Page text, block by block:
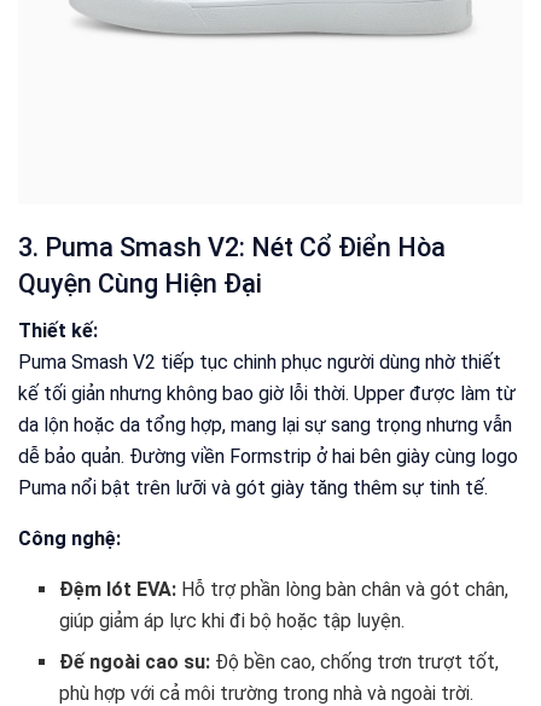
3. Puma Smash V2: Nét Cổ Điển Hòa
Quyện Cùng Hiện Đại
Thiết kế:
Puma Smash V2 tiếp tục chinh phục người dùng nhờ thiết
kế tối giản nhưng không bao giờ lỗi thời. Upper được làm từ
da lộn hoặc da tổng hợp, mang lại sự sang trọng nhưng vẫn
dễ bảo quản. Đường viền Formstrip ở hai bên giày cùng logo
Puma nổi bật trên lưỡi và gót giày tăng thêm sự tinh tế.
Công nghệ:
Đệm lót EVA: Hỗ trợ phần lòng bàn chân và gót chân,
giúp giảm áp lực khi đi bộ hoặc tập luyện.
Đế ngoài cao su: Độ bền cao, chống trơn trượt tốt,
phù hợp với cả môi trường trong nhà và ngoài trời.